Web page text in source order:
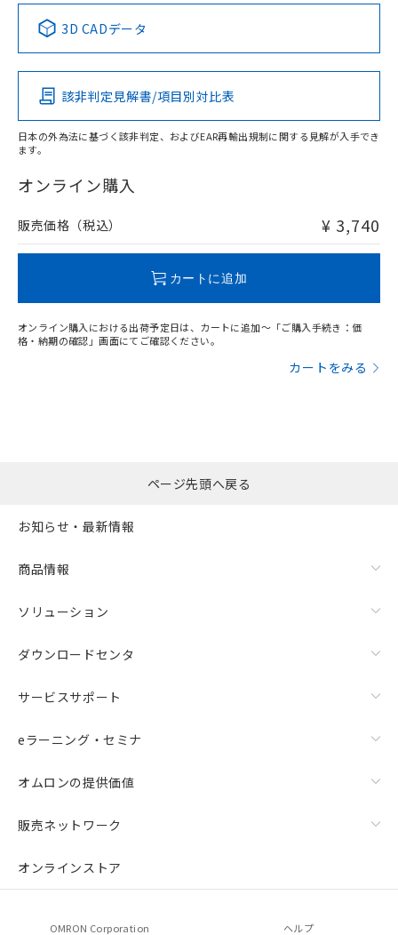
Pb Hg Cd Cr(VI)
O
在庫等で未対応品が混在する可能性があります。
問い合わせください。
3D CADデータ
該非判定見解書/項目別対比表
日本の外為法に基づく該非判定、およびEAR再輸出規制に関する見解が入手でき
ます。
オンライン購入
販売価格（税込） ¥ 3,740
カートに追加
オンライン購入における出荷予定日は、カートに追加～「ご購入手続き：価
格・納期の確認」画面にてご確認ください。
カートをみる
ページ先頭へ戻る
お知らせ・最新情報
商品情報
ソリューション
ダウンロードセンタ
サービスサポート
eラーニング・セミナ
オムロンの提供価値
販売ネットワーク
オンラインストア
OMRON Corporation ヘルプ